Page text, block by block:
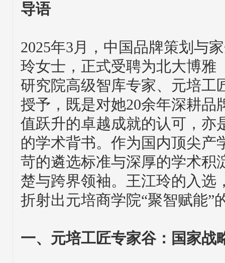
导语
2025年3月，中国品牌策划与
玲女士，正式受聘为北大博雅
研究院高级智库专家、元培工
授予，既是对她20余年深耕品
值跃升的卓越成就的认可，亦
的学术背书。作为国内顶尖产
苛的遴选标准与深厚的学术积
楚与跨界领袖。王江玲的入选
折射出元培商学院“聚智赋能”
一、元培工匠专家谷：国家战